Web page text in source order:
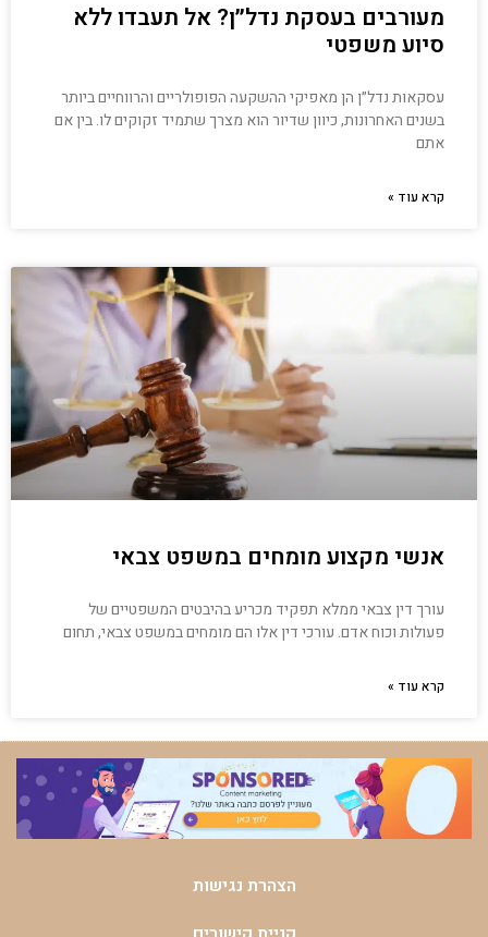
מעורבים בעסקת נדל״ן? אל תעבדו ללא
סיוע משפטי
עסקאות נדל״ן הן מאפיקי ההשקעה הפופולריים והרווחיים ביותר
בשנים האחרונות, כיוון שדיור הוא מצרך שתמיד זקוקים לו. בין אם
אתם
קרא עוד »
אנשי מקצוע מומחים במשפט צבאי
עורך דין צבאי ממלא תפקיד מכריע בהיבטים המשפטיים של
פעולות וכוח אדם. עורכי דין אלו הם מומחים במשפט צבאי, תחום
קרא עוד »
הצהרת נגישות